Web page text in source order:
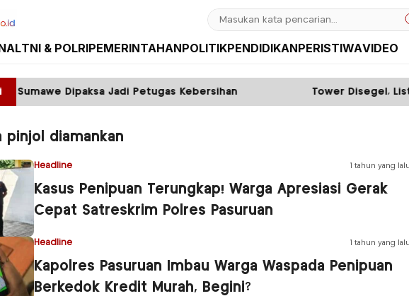
TNI & POLRIPEMERINTAHANPOLITIKPENDIDIKANPERISTIWAVIDEO
Dipaksa Jadi Petugas Kebersihan Tower Disegel,
pinjol diamankan
Headline 1 tahun yang lalu
Kasus Penipuan Terungkap! Warga Apresiasi Gerak
Cepat Satreskrim Polres Pasuruan
Headline 1 tahun yang lalu
Kapolres Pasuruan Imbau Warga Waspada Penipuan
Berkedok Kredit Murah, Begini?